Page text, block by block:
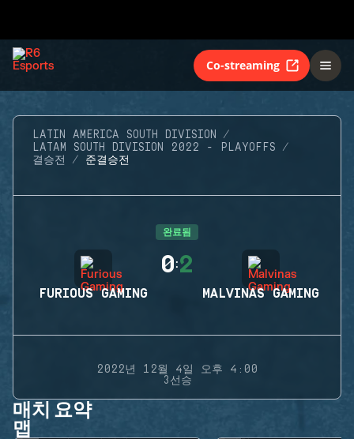
Co-streaming
LATIN AMERICA SOUTH DIVISION
LATAM SOUTH DIVISION 2022 - PLAYOFFS
결승전
준결승전
완료됨
FURIOUS GAMING
0:2
MALVINAS GAMING
2022년 12월 4일 오후 4:00
3선승
매치 요약
맵